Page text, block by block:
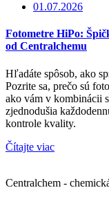
01.07.2026
Fotometre HiPo:
od Centralchemu
Hľadáte spôsob, ako
Pozrite sa, prečo sú
ako vám v kombinácii
zjednodušia
kontrole kvality.
Čítajte viac
Centralchem -